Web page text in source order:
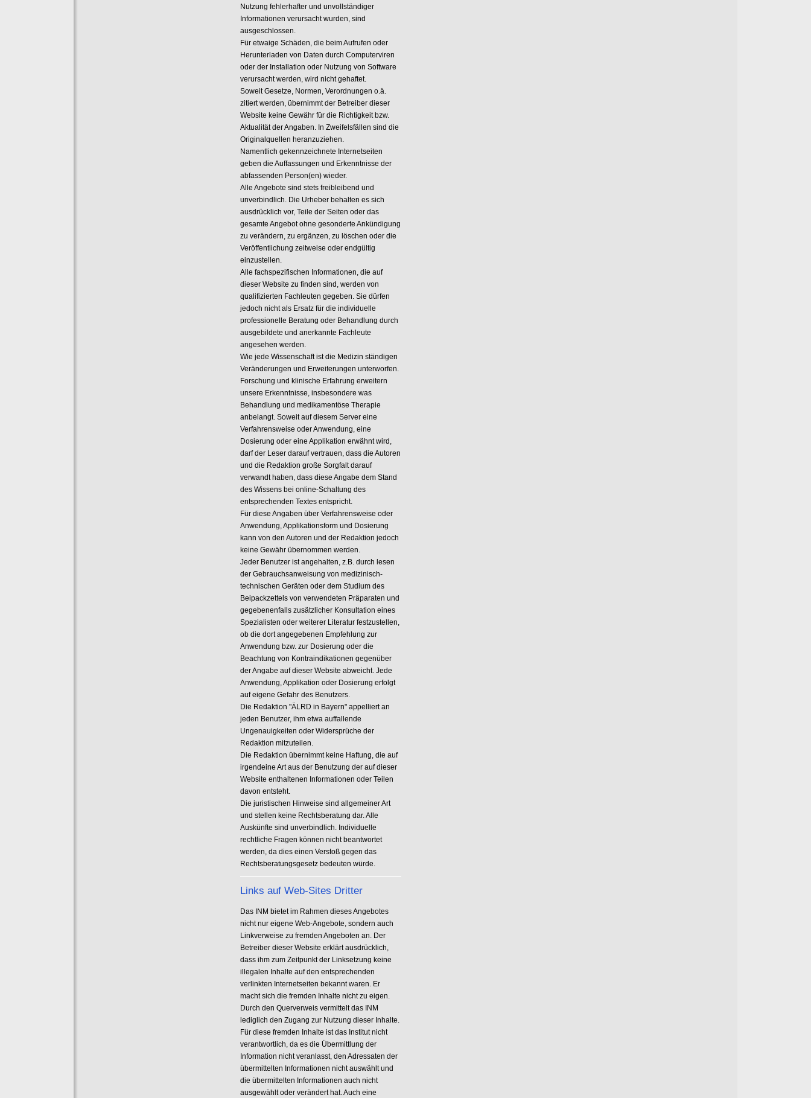
Nutzung fehlerhafter und unvollständiger
Informationen verursacht wurden, sind
ausgeschlossen.
Für etwaige Schäden, die beim Aufrufen oder
Herunterladen von Daten durch Computerviren
oder der Installation oder Nutzung von Software
verursacht werden, wird nicht gehaftet.
Soweit Gesetze, Normen, Verordnungen o.ä.
zitiert werden, übernimmt der Betreiber dieser
Website keine Gewähr für die Richtigkeit bzw.
Aktualität der Angaben. In Zweifelsfällen sind die
Originalquellen heranzuziehen.
Namentlich gekennzeichnete Internetseiten
geben die Auffassungen und Erkenntnisse der
abfassenden Person(en) wieder.
Alle Angebote sind stets freibleibend und
unverbindlich. Die Urheber behalten es sich
ausdrücklich vor, Teile der Seiten oder das
gesamte Angebot ohne gesonderte Ankündigung
zu verändern, zu ergänzen, zu löschen oder die
Veröffentlichung zeitweise oder endgültig
einzustellen.
Alle fachspezifischen Informationen, die auf
dieser Website zu finden sind, werden von
qualifizierten Fachleuten gegeben. Sie dürfen
jedoch nicht als Ersatz für die individuelle
professionelle Beratung oder Behandlung durch
ausgebildete und anerkannte Fachleute
angesehen werden.
Wie jede Wissenschaft ist die Medizin ständigen
Veränderungen und Erweiterungen unterworfen.
Forschung und klinische Erfahrung erweitern
unsere Erkenntnisse, insbesondere was
Behandlung und medikamentöse Therapie
anbelangt. Soweit auf diesem Server eine
Verfahrensweise oder Anwendung, eine
Dosierung oder eine Applikation erwähnt wird,
darf der Leser darauf vertrauen, dass die Autoren
und die Redaktion große Sorgfalt darauf
verwandt haben, dass diese Angabe dem Stand
des Wissens bei online-Schaltung des
entsprechenden Textes entspricht.
Für diese Angaben über Verfahrensweise oder
Anwendung, Applikationsform und Dosierung
kann von den Autoren und der Redaktion jedoch
keine Gewähr übernommen werden.
Jeder Benutzer ist angehalten, z.B. durch lesen
der Gebrauchsanweisung von medizinisch-
technischen Geräten oder dem Studium des
Beipackzettels von verwendeten Präparaten und
gegebenenfalls zusätzlicher Konsultation eines
Spezialisten oder weiterer Literatur festzustellen,
ob die dort angegebenen Empfehlung zur
Anwendung bzw. zur Dosierung oder die
Beachtung von Kontraindikationen gegenüber
der Angabe auf dieser Website abweicht. Jede
Anwendung, Applikation oder Dosierung erfolgt
auf eigene Gefahr des Benutzers.
Die Redaktion "ÄLRD in Bayern" appelliert an
jeden Benutzer, ihm etwa auffallende
Ungenauigkeiten oder Widersprüche der
Redaktion mitzuteilen.
Die Redaktion übernimmt keine Haftung, die auf
irgendeine Art aus der Benutzung der auf dieser
Website enthaltenen Informationen oder Teilen
davon entsteht.
Die juristischen Hinweise sind allgemeiner Art
und stellen keine Rechtsberatung dar. Alle
Auskünfte sind unverbindlich. Individuelle
rechtliche Fragen können nicht beantwortet
werden, da dies einen Verstoß gegen das
Rechtsberatungsgesetz bedeuten würde.
Links auf Web-Sites Dritter
Das INM bietet im Rahmen dieses Angebotes
nicht nur eigene Web-Angebote, sondern auch
Linkverweise zu fremden Angeboten an. Der
Betreiber dieser Website erklärt ausdrücklich,
dass ihm zum Zeitpunkt der Linksetzung keine
illegalen Inhalte auf den entsprechenden
verlinkten Internetseiten bekannt waren. Er
macht sich die fremden Inhalte nicht zu eigen.
Durch den Querverweis vermittelt das INM
lediglich den Zugang zur Nutzung dieser Inhalte.
Für diese fremden Inhalte ist das Institut nicht
verantwortlich, da es die Übermittlung der
Information nicht veranlasst, den Adressaten der
übermittelten Informationen nicht auswählt und
die übermittelten Informationen auch nicht
ausgewählt oder verändert hat. Auch eine